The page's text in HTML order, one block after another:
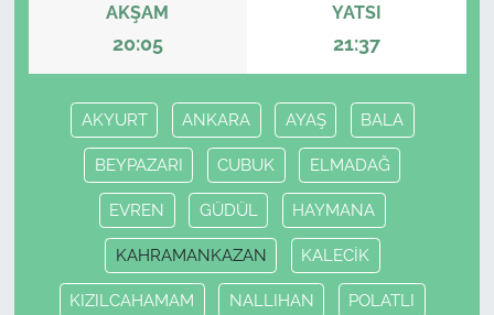
AKŞAM
20:05
YATSI
21:37
AKYURT ANKARA AYAŞ BALA
BEYPAZARI CUBUK ELMADAĞ
EVREN GÜDÜL HAYMANA
KAHRAMANKAZAN KALECİK
KIZILCAHAMAM NALLIHAN POLATLI